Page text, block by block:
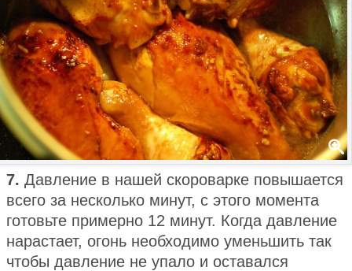
7. Давление в нашей скороварке повышается
всего за несколько минут, с этого момента
готовьте примерно 12 минут. Когда давление
нарастает, огонь необходимо уменьшить так
чтобы давление не упало и оставался